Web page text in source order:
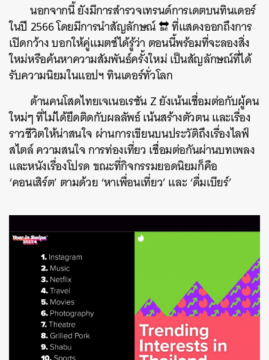
นอกจากนี้ ยังมีการสำรวจเทรนด์การเดตบนทินเดอร์
ในปี 2566 โดยมีการนำสัญลักษณ์ 🔛 ที่แสดงออกถึงการ
เปิดกว้าง บอกให้คู่แมตช์ได้รู้ว่า ตอนนี้พร้อมที่จะลองสิ่ง
ใหม่หรือค้นหาความสัมพันธ์ครั้งใหม่ เป็นสัญลักษณ์ที่ได้
รับความนิยมในแอปฯ ทินเดอร์ทั่วโลก
ด้านคนโสดไทยเจเนอเรชัน Z ยังเน้นเชื่อมต่อกับผู้คน
ใหม่ๆ ที่ไม่ได้ยึดติดกับผลลัพธ์ เน้นสร้างตัวตน และเรื่อง
ราวชีวิตให้น่าสนใจ ผ่านการเขียนบนประวัติถึงเรื่องไลฟ์
สไตล์ ความสนใจ การท่องเที่ยว เชื่อมต่อกันผ่านบทเพลง
และหนังเรื่องโปรด ขณะที่กิจกรรมยอดนิยมก็คือ
‘คอนเสิร์ต’ ตามด้วย ‘หาเพื่อนเที่ยว’ และ ‘ดื่มเบียร์’